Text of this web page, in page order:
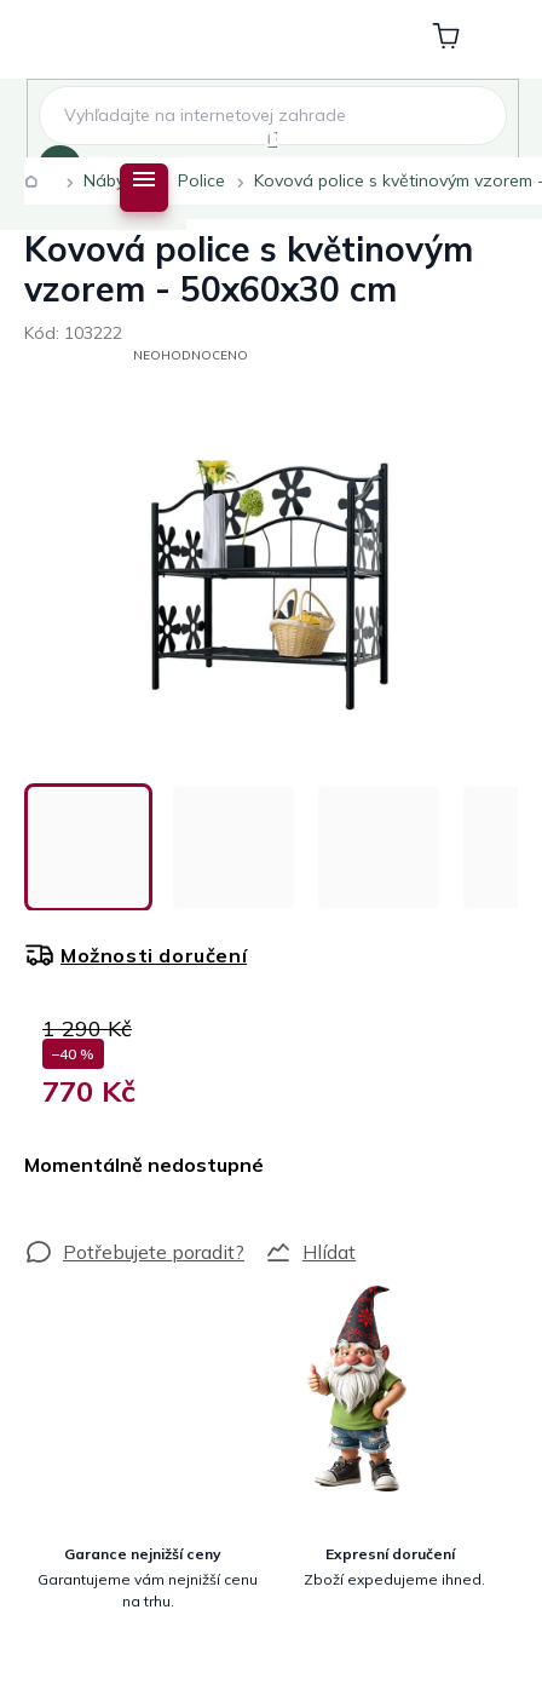
Nákupní
košík
DomůNábytek Police Kovová police s květinovým vzorem
Kovová police s květinovým
vzorem - 50x60x30 cm
Kód: 103222
PRŮMĚRNÉNEOHODNOCENO
1 290 Kč
–40 %
770 Kč
Momentálně nedostupné
Možnosti doručení
Hlídat
Garance nejnižší ceny
Garantujeme vám nejnižší cenu
na trhu.
Expresní doručení
Zboží expedujeme ihned.